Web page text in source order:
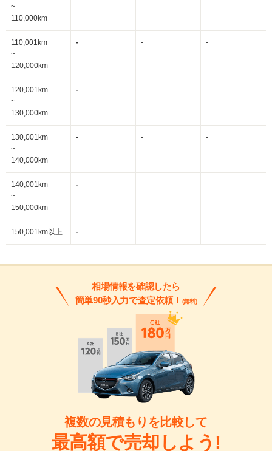
~
110,000km
110,001km
~
120,000km
- - -
120,001km
~
130,000km
- - -
130,001km
~
140,000km
- - -
140,001km
~
150,000km
- - -
150,001km以上 - - -
相場情報を確認したら
簡単90秒入力で査定依頼！ (無料)
複数の見積もりを比較して
最高額で売却しよう!